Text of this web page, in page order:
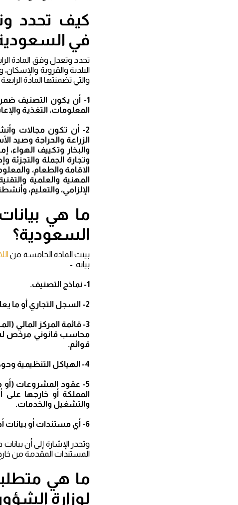
كيف تحدد
في
تحدد وتعدل وفق المادة
البلدية والقروية
والتي تضمنتها المادة
1- أن يكون التصنيف ضمن
المعلومات، التغذية
2- أن تكون مجالات وأنشطة التصنيف وفقاً
الزراعة والحراجة وصيد
والبخار وتكييف الهواء،
وتجارة الجملة والتجزئة
الاقامة والطعام،
المهنية والعلمية
الإلزامي، والتعليم،
ما هي
السعودية؟
بينت المادة الخامسة من
بيانه: -
1- نماذج التصنيف.
2- السجل التجاري أو ما يعادله ساري المفعول متضمناً مجالات وأنشطة التصنيف المطلوبة.
3- قائمة المركز المالي
محاسب قانوني مرخص له
قوائم.
4- الهياكل التنظيمية وحوكمتها، وإعداد وخبرات الكوادر الإدارية والفنية.
5- عقود المشروعات (أو
والتشغيل والخدمات.
6- أي مستندات أو بيانات أخرى يلزم تقديمها نتيجة لدراسة وتحليل طلب التصنيف.
وتجدر الإشارة إلى أن
المستندات المقدمة من
ما هي
لوزارة